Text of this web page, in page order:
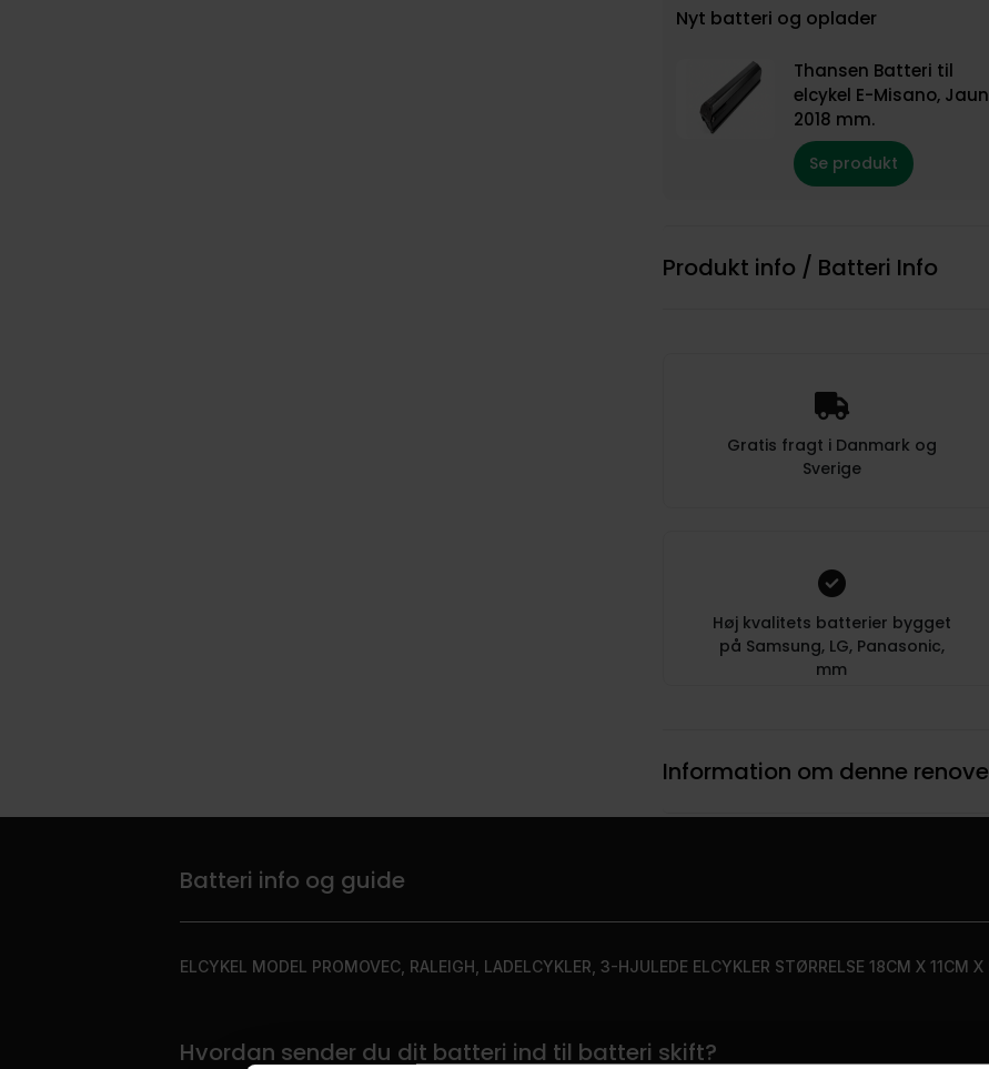
Nyt batteri og oplader
Thansen Batteri til
elcykel E-Misano,
2018 mm.
Se produkt
Produkt info / Batteri Info
Gratis fragt i Danmark og
Sverige
Høj kvalitets batterier bygget
på Samsung, LG, Panasonic,
mm
Information om denne
Batteri info og guide
ELCYKEL MODEL PROMOVEC, RALEIGH, LADELCYKLER, 3-HJULEDE ELCYKLER STØRRELSE 18CM X 11CM
Hvordan sender du dit batteri ind til batteri skift?